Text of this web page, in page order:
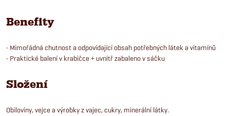
Benefity
• Mimořádná chutnost a odpovídající obsah potřebných látek a vitamínů
• Praktické balení v krabičce + uvnitř zabaleno v sáčku
Složení
Obiloviny, vejce a výrobky z vajec, cukry, minerální látky.